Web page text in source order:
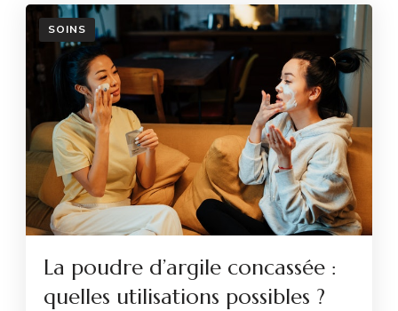
SOINS
La poudre d’argile concassée :
quelles utilisations possibles ?